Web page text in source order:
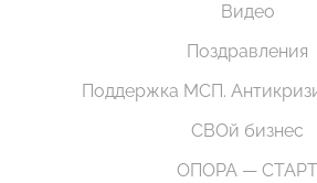
Видео
Поздравления
Поддержка МСП.
СВОй бизнес
ОПОРА — СТАРТ